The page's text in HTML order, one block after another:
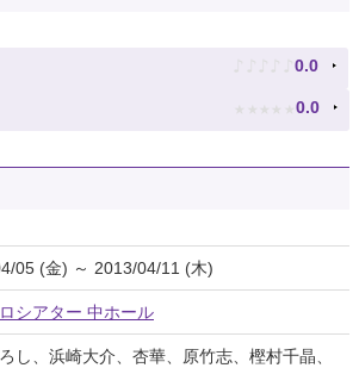
♪ ♪ ♪ ♪ ♪ 0.0
★ ★ ★ ★ ★ 0.0
05 (金) ～ 2013/04/11 (木)
シアター 中ホール
し、浜崎大介、杏華、原竹志、樫村千晶、